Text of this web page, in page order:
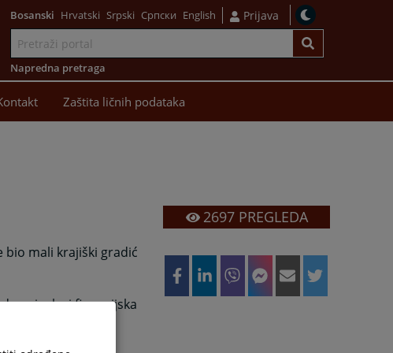
Bosanski Hrvatski Srpski Српски English Prijava
Napredna pretraga
Zaštita ličnih podataka
bio mali krajiški gradić
carinska i finansijska
pruzi.
2697PREGLEDA